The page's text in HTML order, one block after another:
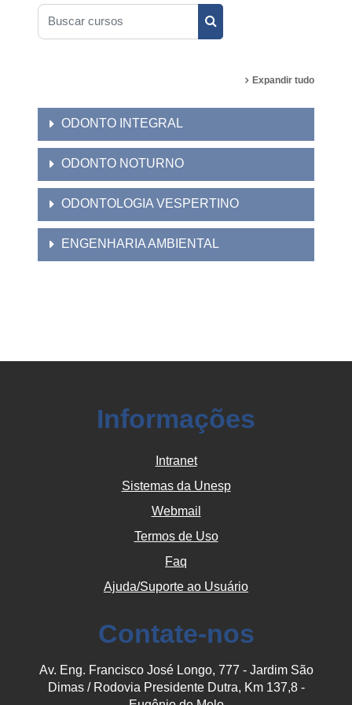
Buscar cursos
Buscar cursos
Expandir tudo
ODONTO INTEGRAL
ODONTO NOTURNO
ODONTOLOGIA VESPERTINO
ENGENHARIA AMBIENTAL
Informações
Intranet
Sistemas da Unesp
Webmail
Termos de Uso
Faq
Ajuda/Suporte ao Usuário
Contate-nos
Av. Eng. Francisco José Longo, 777 - Jardim São
Dimas / Rodovia Presidente Dutra, Km 137,8 -